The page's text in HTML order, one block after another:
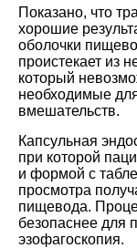
Показано, что
хорошие
оболочки
проистекает из
который
необходимые
вмешательств.
Капсульная
при которой
и формой с
просмотра
пищевода.
безопаснее для
эзофагоскопия.